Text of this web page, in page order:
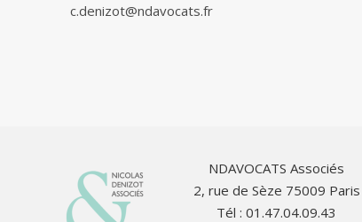
c.denizot@ndavocats.fr
NDAVOCATS Associés
2, rue de Sèze 75009 Paris
Tél : 01.47.04.09.43